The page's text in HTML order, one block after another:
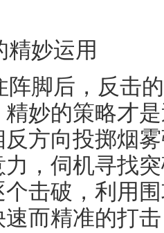
精妙运用
阵脚后，反击
妙的策略才
方向投掷烟
，伺机寻找
击破，利用
而精准的打